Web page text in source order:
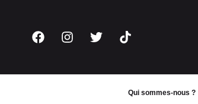
Qui sommes-nous ?